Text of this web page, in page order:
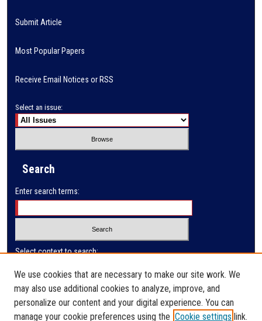
Submit Article
Most Popular Papers
Receive Email Notices or RSS
Select an issue:
Search
Enter search terms:
Select context to search:
Advanced Search
ISSN: 0032-9622
We use cookies that are necessary to make our site work. We
may also use additional cookies to analyze, improve, and
personalize our content and your digital experience. You can
manage your cookie preferences using the Cookie settings link.